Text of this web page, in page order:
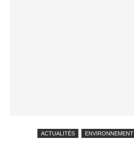
ACTUALITÉS ENVIRONNEMENT